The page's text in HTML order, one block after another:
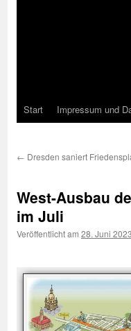
Start Impressum und
← Dresden saniert
West-Ausbau
im Juli
Veröffentlicht am 28. Juni 2023